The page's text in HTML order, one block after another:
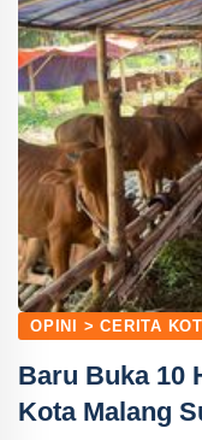
OPINI > CERITA
Baru Buka 10
Kota Malang